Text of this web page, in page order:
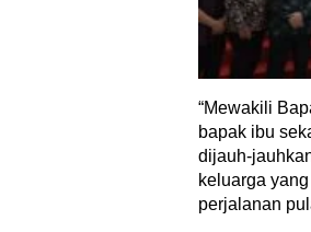
“Mewakili
bapak ibu
dijauh-
keluarga
perjalanan